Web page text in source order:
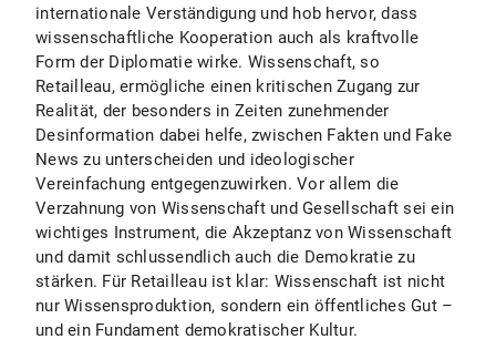
internationale Verständigung und hob hervor, dass
wissenschaftliche Kooperation auch als kraftvolle
Form der Diplomatie wirke. Wissenschaft, so
Retailleau, ermögliche einen kritischen Zugang zur
Realität, der besonders in Zeiten zunehmender
Desinformation dabei helfe, zwischen Fakten und Fake
News zu unterscheiden und ideologischer
Vereinfachung entgegenzuwirken. Vor allem die
Verzahnung von Wissenschaft und Gesellschaft sei ein
wichtiges Instrument, die Akzeptanz von Wissenschaft
und damit schlussendlich auch die Demokratie zu
stärken. Für Retailleau ist klar: Wissenschaft ist nicht
nur Wissensproduktion, sondern ein öffentliches Gut –
und ein Fundament demokratischer Kultur.